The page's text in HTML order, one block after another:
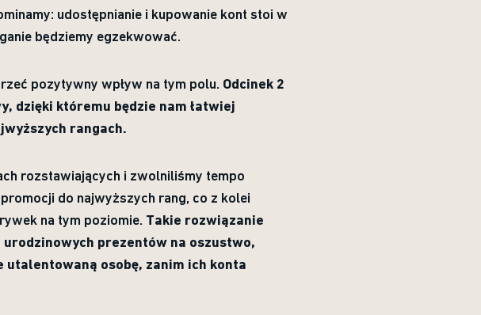
udostępnianie i kupowanie kont stoi w
będziemy egzekwować.
pozytywny wpływ na tym polu. Odcinek 2
dzięki któremu będzie nam łatwiej
rangach.
rozstawiających i zwolniliśmy tempo
do najwyższych rang, co z kolei
na tym poziomie. Takie rozwiązanie
prezentów na oszustwo,
utalentowaną osobę, zanim ich konta